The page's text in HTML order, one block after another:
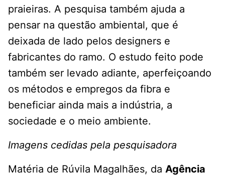
praieiras. A pesquisa também ajuda a
pensar na questão ambiental, que é
deixada de lado pelos designers e
fabricantes do ramo. O estudo feito pode
também ser levado adiante, aperfeiçoando
os métodos e empregos da fibra e
beneficiar ainda mais a indústria, a
sociedade e o meio ambiente.
Imagens cedidas pela pesquisadora
Matéria de Rúvila Magalhães, da Agência